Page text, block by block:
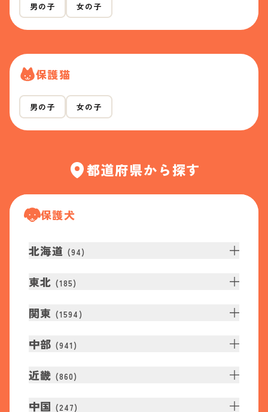
男の子 女の子
保護猫
男の子 女の子
都道府県から探す
保護犬
北海道 (94)
東北 (185)
関東 (1594 )
中部 (941 )
近畿 (860)
中国 (247)